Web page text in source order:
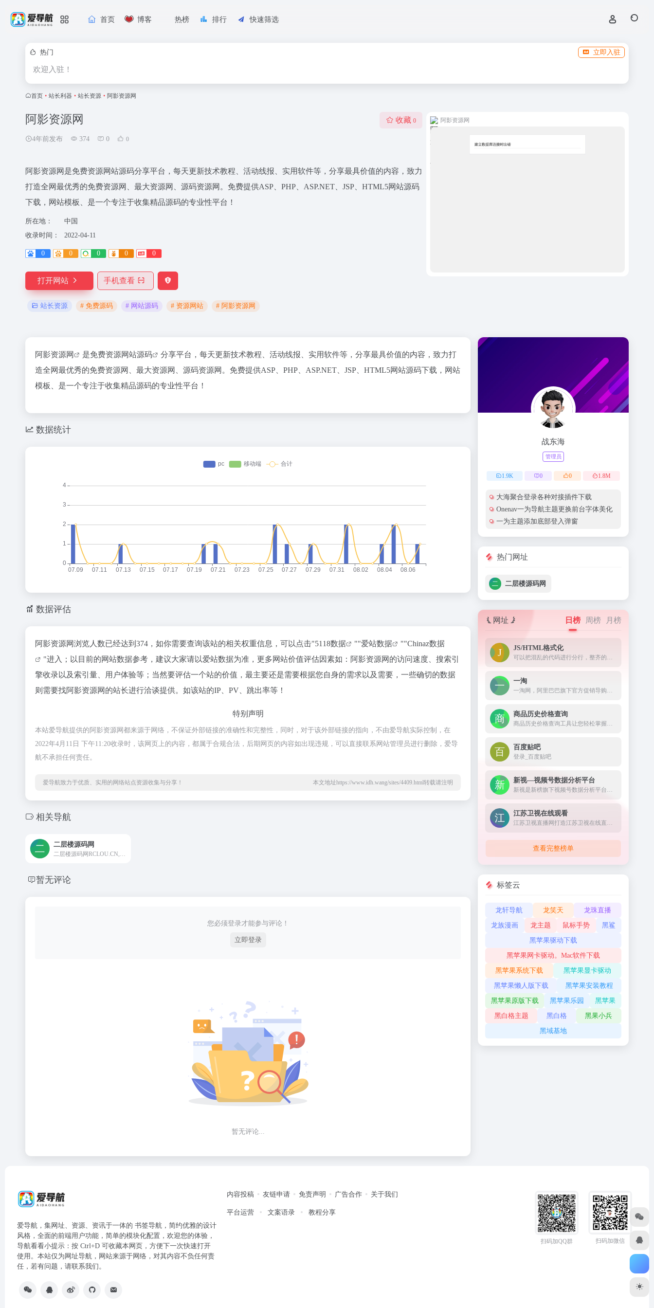
首页 博客 热榜 排行 快速筛选
热门 立即入驻
欢迎入驻！
首页 • 站长利器 • 站长资源 • 阿影资源网
阿影资源网
4年前发布 374 0 0
收藏 0
阿影资源网是免费资源网站源码分享平台，每天更新技术教程、活动线报、实用软件等，分享最具价值的内容，致力
打造全网最优秀的免费资源网、最大资源网、源码资源网。免费提供ASP、PHP、ASP.NET、JSP、HTML5网站源码
下载，网站模板、是一个专注于收集精品源码的专业性平台！
所在地：
中国
收录时间：
2022-04-11
0 0 0 0 0
打开网站 手机查看
站长资源 # 免费源码 # 网站源码 # 资源网站 # 阿影资源网
阿影资源网
阿影资源网 是免费资源网站源码
分享平台，每天更新技术教程、活动线报、实用软件等，分享最具价值的内容，致力打
造全网最优秀的免费资源网、最大资源网、源码资源网。免费提供ASP、PHP、ASP.NET、JSP、HTML5网站源码下载，网站
模板、是一个专注于收集精品源码的专业性平台！
数据统计
数据评估
阿影资源网浏览人数已经达到374，如你需要查询该站的相关权重信息，可以点击"5118数据 ""爱站数据 ""Chinaz数据
"进入；以目前的网站数据参考，建议大家请以爱站数据为准，更多网站价值评估因素如：阿影资源网的访问速度、搜索引
擎收录以及索引量、用户体验等；当然要评估一个站的价值，最主要还是需要根据您自身的需求以及需要，一些确切的数据
则需要找阿影资源网的站长进行洽谈提供。如该站的IP、PV、跳出率等！
特别声明
本站爱导航提供的阿影资源网都来源于网络，不保证外部链接的准确性和完整性，同时，对于该外部链接的指向，不由爱导航实际控制，在
2022年4月11日 下午11:20收录时，该网页上的内容，都属于合规合法，后期网页的内容如出现违规，可以直接联系网站管理员进行删除，爱导
航不承担任何责任。
爱导航致力于优质、实用的网络站点资源收集与分享！ 本文地址https://www.idh.wang/sites/4409.html转载请注明
相关导航
二层楼源码网
暂无评论
您必须登录才能参与评论！
立即登录
暂无评论...
战东海
管理员
1.9K 0 0 1.8M
大海聚合登录各种对接插件下载
Onenav一为导航主题更换前台字体美化
一为主题添加底部登入弹窗
热门网址
二层楼源码网
网址 日榜 周榜 月榜
JS/HTML格式化
可以把混乱的代码进行分行，整齐的显示出来。
一淘
一淘网，阿里巴巴旗下官方促销导购平台，通过超高返利、大额红包、超值优惠券等丰富的利益点，为用户提供高性价比的品牌好货，是必不可少的网购省钱利器。
商品历史价格查询
商品历史价格查询工具让您轻松掌握商品的历史价格趋势，辨别商品真假促销，支持淘宝历史价格查询、天猫历史价格查询、京东历史价格查询等，是一款不可多得的购物神器。
百度贴吧
登录_百度贴吧
新视—视频号数据分析平台
新视是新榜旗下视频号数据分析平台，对外发布公众权威的视频号垂类榜单，不仅提供视频号及动态的搜索查找、还提供热门话题及优质脚本等全面数据服务，打通公众号全链路，助力视频号主运营变现。
江苏卫视在线观看
江苏卫视直播网打造江苏卫视在线直播高清观看网络平台,方便在线观看江苏电视台直播节目,更多精彩尽在荔枝网。
查看完整榜单
标签云
龙轩导航 龙笑天 龙珠直播
龙族漫画 龙主题 鼠标手势 黑鲨
黑苹果驱动下载
黑苹果网卡驱动。Mac软件下载
黑苹果系统下载 黑苹果显卡驱动
黑苹果懒人版下载 黑苹果安装教程
黑苹果原版下载 黑苹果乐园 黑苹果
黑白格主题 黑白格 黑果小兵
黑域基地
爱导航，集网址、资源、资讯于一体的 书签导航，简约优雅的设计
风格，全面的前端用户功能，简单的模块化配置，欢迎您的体验，
导航看看小提示：按 Ctrl+D 可收藏本网页，方便下一次快速打开
使用。本站仅为网址导航，网站来源于网络，对其内容不负任何责
任，若有问题，请联系我们。
内容投稿 友链申请 免责声明 广告合作 关于我们
平台运营 文案语录 教程分享
扫码加QQ群 扫码加微信